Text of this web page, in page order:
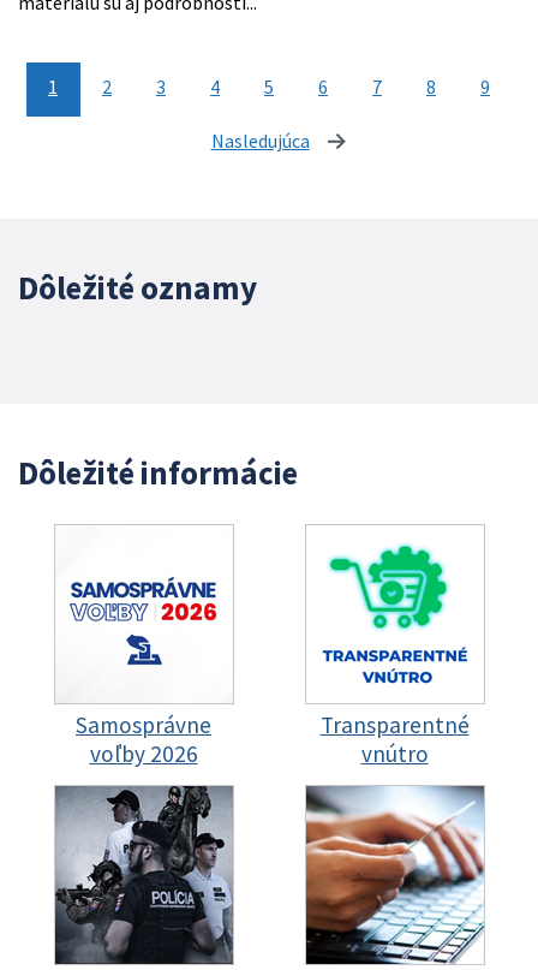
1 2 3 4 5 6 7 8 9
Nasledujúca stránka
Dôležité oznamy
Dôležité informácie
Samosprávne
voľby 2026
Transparentné
vnútro